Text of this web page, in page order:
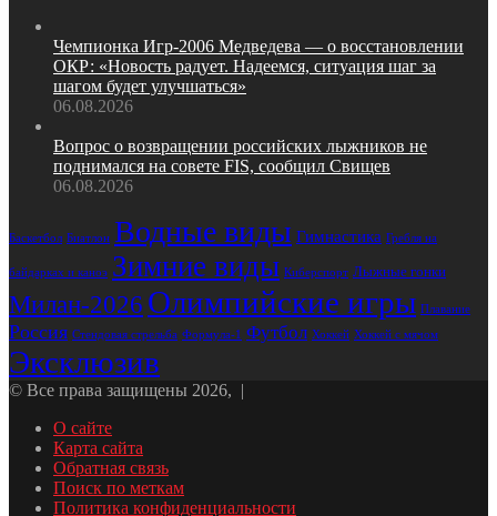
Чемпионка Игр‑2006 Медведева — о восстановлении
ОКР: «Новость радует. Надеемся, ситуация шаг за
шагом будет улучшаться»
06.08.2026
Вопрос о возвращении российских лыжников не
поднимался на совете FIS, сообщил Свищев
06.08.2026
Баскетбол Биатлон Водные виды Гимнастика Гребля на
байдарках и каноэ Зимние виды Киберспорт Лыжные гонки
Милан-2026 Олимпийские игры Плавание
Россия Стендовая стрельба Формула-1 Футбол Хоккей Хоккей с мячом
Эксклюзив
© Все права защищены 2026, |
О сайте
Карта сайта
Обратная связь
Поиск по меткам
Политика конфиденциальности